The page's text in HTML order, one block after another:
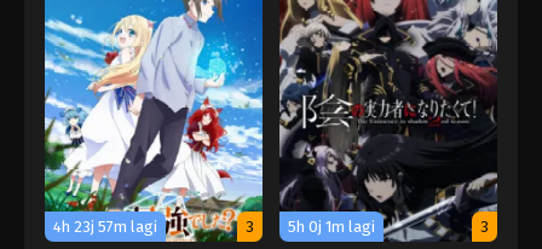
4h 23j 57m lagi 3 5h 0j 1m lagi 3